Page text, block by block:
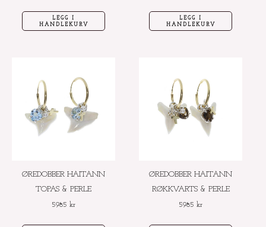
LEGG I
HANDLEKURV
LEGG I
HANDLEKURV
ØREDOBBER HAITANN
TOPAS & PERLE
5985 kr
ØREDOBBER HAITANN
RØKKVARTS & PERLE
5985 kr